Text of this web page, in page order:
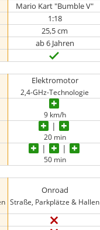
Mario Kart "Bumble V"
1:18
25,5 cm
ab 6 Jahren
Elektromotor
2,4-GHz-Technologie
9 km/h
20 min
50 min
Onroad
Straße, Parkplätze & Hallen